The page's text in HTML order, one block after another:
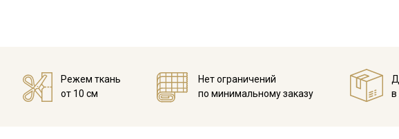
10%.
Приятный на ощупь материал, гладкий и блестящий, идеально подходит для пошива
одежды, одежды для сна, платьев и рубашек, столового белья и легких занавесок, в
Режем ткань
от 10 см
Нет ограничений
по минимальному заказу
в